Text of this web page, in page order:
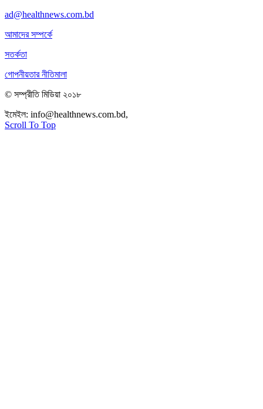
ad@healthnews.com.bd
আমাদের সম্পর্কে
সতর্কতা
গোপনীয়তার নীতিমালা
© সম্প্রীতি মিডিয়া ২০১৮
ইমেইল: info@healthnews.com.bd,
Scroll To Top